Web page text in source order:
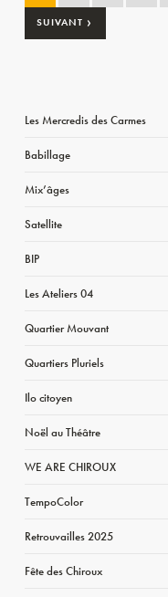
SUIVANT ›
Les Mercredis des Carmes
Babillage
Mix’âges
Satellite
BIP
Les Ateliers 04
Quartier Mouvant
Quartiers Pluriels
Ilo citoyen
Noël au Théâtre
WE ARE CHIROUX
TempoColor
Retrouvailles 2025
Fête des Chiroux